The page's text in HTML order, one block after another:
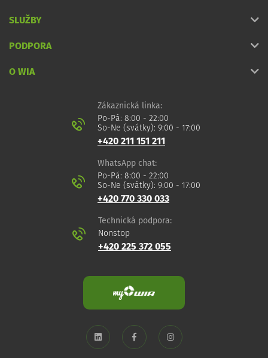
SLUŽBY
PODPORA
O WIA
Zákaznická linka:
Po-Pá: 8:00 - 22:00
So-Ne (svátky): 9:00 - 17:00
+420 211 151 211
WhatsApp chat:
Po-Pá: 8:00 - 22:00
So-Ne (svátky): 9:00 - 17:00
+420 770 330 033
Technická podpora:
Nonstop
+420 225 372 055